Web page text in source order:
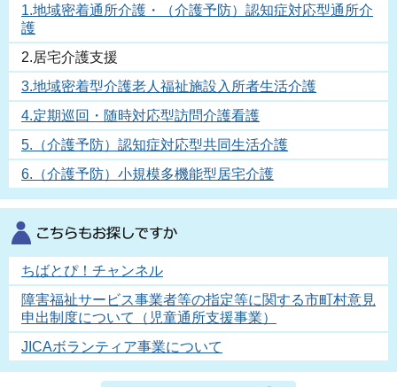
1.地域密着通所介護・（介護予防）認知症対応型通所介
護
2.居宅介護支援
3.地域密着型介護老人福祉施設入所者生活介護
4.定期巡回・随時対応型訪問介護看護
5.（介護予防）認知症対応型共同生活介護
6.（介護予防）小規模多機能型居宅介護
ちばとぴ！チャンネル
障害福祉サービス事業者等の指定等に関する市町村意見
申出制度について（児童通所支援事業）
JICAボランティア事業について